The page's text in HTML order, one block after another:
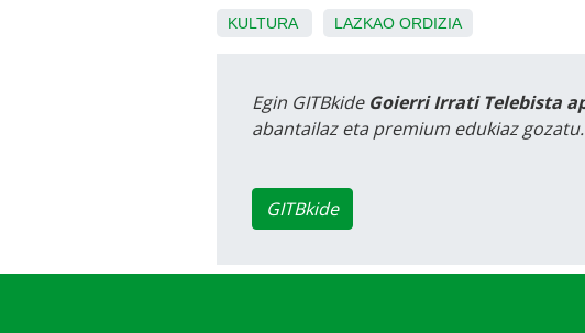
KULTURA LAZKAO ORDIZIA
Egin GITBkide Goierri Irrati Telebista
abantailaz eta premium edukiaz gozatu.
GITBkide